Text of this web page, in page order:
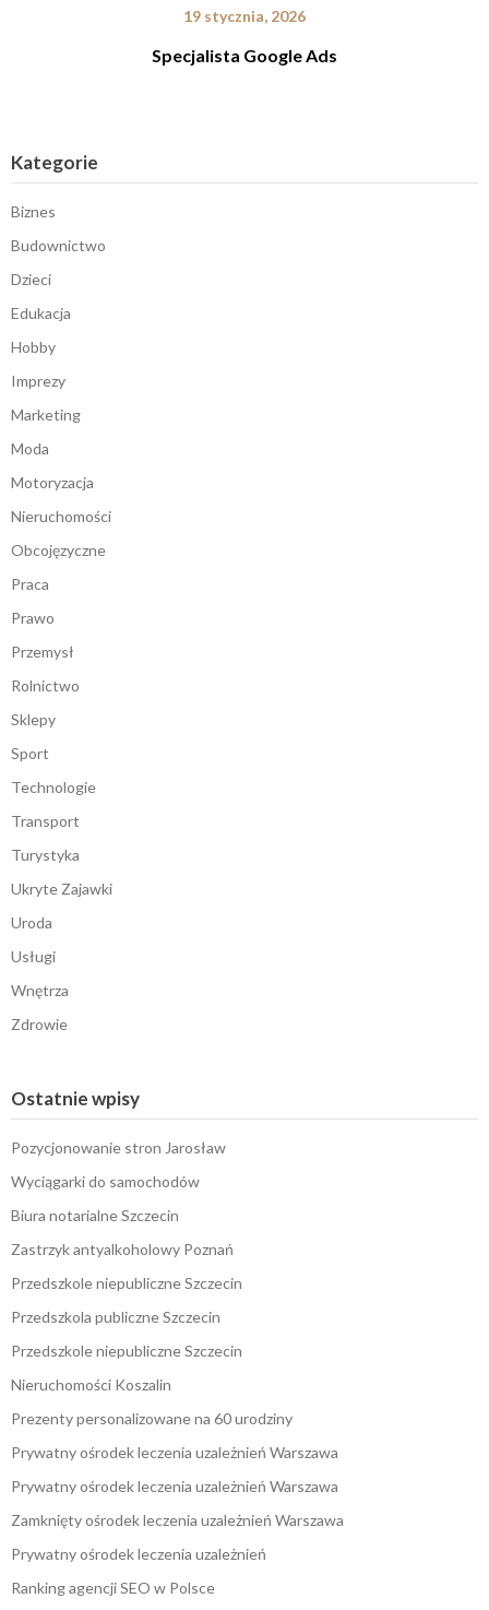
19 stycznia, 2026
Specjalista Google Ads
Kategorie
Biznes
Budownictwo
Dzieci
Edukacja
Hobby
Imprezy
Marketing
Moda
Motoryzacja
Nieruchomości
Obcojęzyczne
Praca
Prawo
Przemysł
Rolnictwo
Sklepy
Sport
Technologie
Transport
Turystyka
Ukryte Zajawki
Uroda
Usługi
Wnętrza
Zdrowie
Ostatnie wpisy
Pozycjonowanie stron Jarosław
Wyciągarki do samochodów
Biura notarialne Szczecin
Zastrzyk antyalkoholowy Poznań
Przedszkole niepubliczne Szczecin
Przedszkola publiczne Szczecin
Przedszkole niepubliczne Szczecin
Nieruchomości Koszalin
Prezenty personalizowane na 60 urodziny
Prywatny ośrodek leczenia uzależnień Warszawa
Prywatny ośrodek leczenia uzależnień Warszawa
Zamknięty ośrodek leczenia uzależnień Warszawa
Prywatny ośrodek leczenia uzależnień
Ranking agencji SEO w Polsce